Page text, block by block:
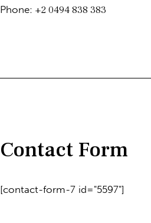
Phone: +2 0494 838 383
Contact Form
[contact-form-7 id="5597"]